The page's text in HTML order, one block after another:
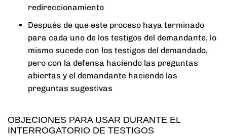
redireccionamiento
Después de que este proceso haya terminado
para cada uno de los testigos del demandante, lo
mismo sucede con los testigos del demandado,
pero con la defensa haciendo las preguntas
abiertas y el demandante haciendo las
preguntas sugestivas
OBJECIONES PARA USAR DURANTE EL
INTERROGATORIO DE TESTIGOS